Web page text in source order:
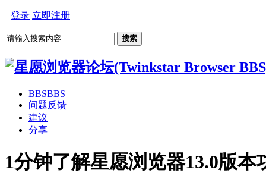
登录 立即注册
搜索
BBSBBS
问题反馈
建议
分享
1分钟了解星愿浏览器13.0版本